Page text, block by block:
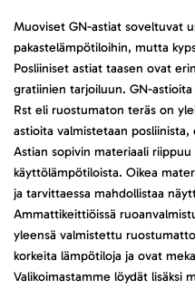
Muoviset GN-astiat soveltuvat
pakastelämpötiloihin, mutta
Posliiniset astiat taasen ovat
gratiinien tarjoiluun. GN-
Rst eli ruostumaton teräs on
astioita valmistetaan posliinista,
Astian sopivin materiaali
käyttölämpötiloista. Oikea
ja tarvittaessa mahdollistaa
Ammattikeittiöissä
yleensä valmistettu
korkeita lämpötiloja ja ovat
Valikoimastamme löydät lisäksi